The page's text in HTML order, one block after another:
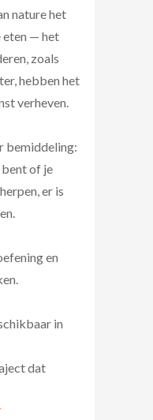
nature het
eten — het
zoals
hebben het
verheven.
bemiddeling:
bent of je
er is
en
in
dat